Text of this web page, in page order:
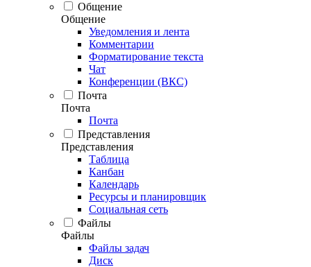
Общение
Общение
Уведомления и лента
Комментарии
Форматирование текста
Чат
Конференции (ВКС)
Почта
Почта
Почта
Представления
Представления
Таблица
Канбан
Календарь
Ресурсы и планировщик
Социальная сеть
Файлы
Файлы
Файлы задач
Диск